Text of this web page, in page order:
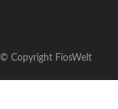
© Copyright FiosWelt